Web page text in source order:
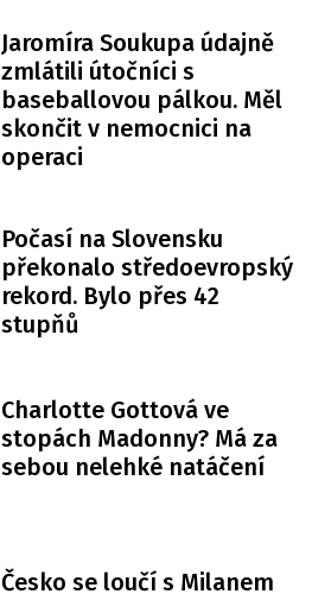
Jaromíra Soukupa údajně
zmlátili útočníci s
baseballovou pálkou. Měl
skončit v nemocnici na
operaci
Počasí na Slovensku
překonalo středoevropský
rekord. Bylo přes 42
stupňů
Charlotte Gottová ve
stopách Madonny? Má za
sebou nelehké natáčení
Česko se loučí s Milanem